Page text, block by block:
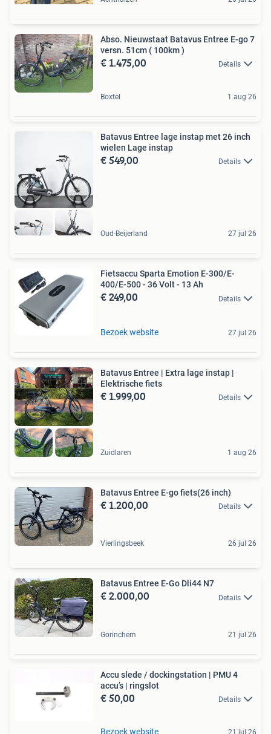
Abso. Nieuwstaat Batavus Entree E-go 7
versn. 51cm ( 100km )
€ 1.475,00 Details
Boxtel 1 aug 26
Batavus Entree lage instap met 26 inch
wielen Lage instap
€ 549,00 Details
Oud-Beijerland 27 jul 26
Fietsaccu Sparta Emotion E-300/E-
400/E-500 - 36 Volt - 13 Ah
€ 249,00 Details
Bezoek website 27 jul 26
Batavus Entree | Extra lage instap |
Elektrische fiets
€ 1.999,00 Details
Zuidlaren 1 aug 26
Batavus Entree E-go fiets(26 inch)
€ 1.200,00 Details
Vierlingsbeek 26 jul 26
Batavus Entree E-Go Dli44 N7
€ 2.000,00 Details
Gorinchem 21 jul 26
Accu slede / dockingstation | PMU 4
accu’s | ringslot
€ 50,00 Details
Bezoek website